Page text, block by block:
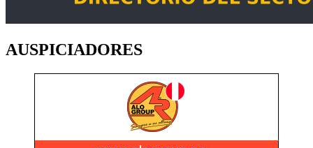
AUSPICIADORES